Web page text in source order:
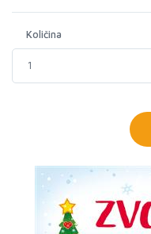
Količina